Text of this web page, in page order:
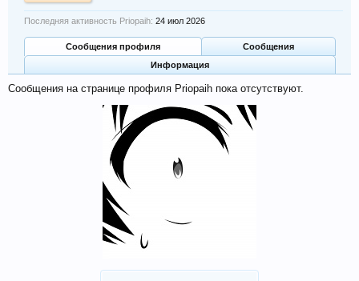
Последняя активность Priopaih: 24 июл 2026
Сообщения профиля
Сообщения
Информация
Сообщения на странице профиля Priopaih пока отсутствуют.